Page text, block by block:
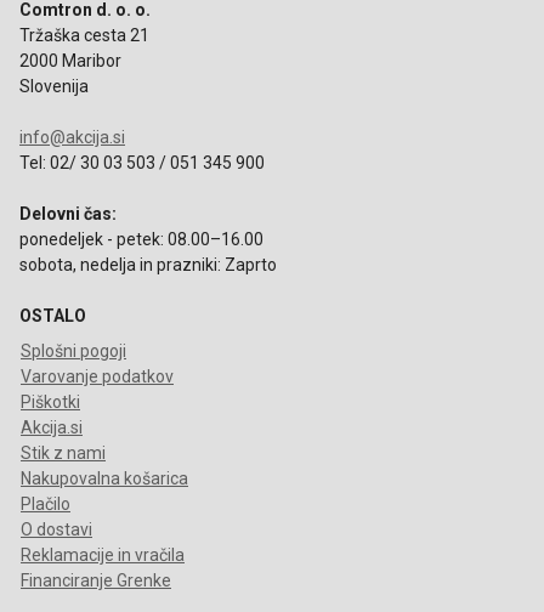
Comtron d. o. o.
Tržaška cesta 21
2000 Maribor
Slovenija
info@akcija.si
Tel: 02/ 30 03 503 / 051 345 900
Delovni čas:
ponedeljek - petek: 08.00–16.00
sobota, nedelja in prazniki: Zaprto
OSTALO
Splošni pogoji
Varovanje podatkov
Piškotki
Akcija.si
Stik z nami
Nakupovalna košarica
Plačilo
O dostavi
Reklamacije in vračila
Financiranje Grenke